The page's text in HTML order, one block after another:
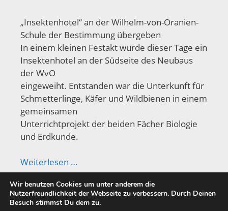
„Insektenhotel“ an der Wilhelm-von-Oranien-
Schule der Bestimmung übergeben
In einem kleinen Festakt wurde dieser Tage ein
Insektenhotel an der Südseite des Neubaus
der WvO
eingeweiht. Entstanden war die Unterkunft für
Schmetterlinge, Käfer und Wildbienen in einem
gemeinsamen
Unterrichtprojekt der beiden Fächer Biologie
und Erdkunde.
Weiterlesen …
Wir benutzen Cookies um unter anderem die
Nutzerfreundlichkeit der Webseite zu verbessern. Durch Deinen
Besuch stimmst Du dem zu.